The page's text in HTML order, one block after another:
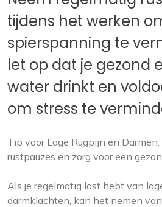
tijdens het werken
spierspanning te
let op dat je gezond
water drinkt en
om stress te
Tip voor Lage Rugpijn en
rustpauzes en zorg voor een
Als je regelmatig last hebt van
darmklachten, kan het nemen